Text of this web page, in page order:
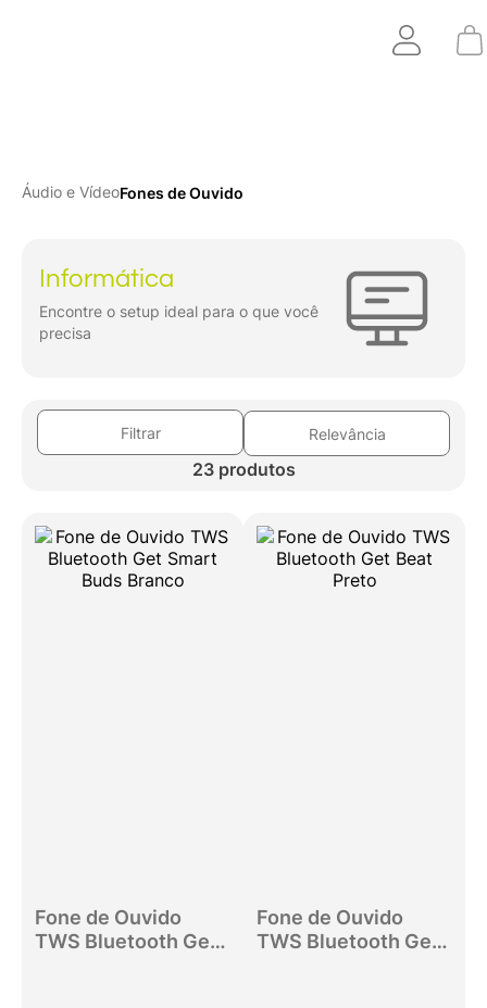
Áudio e VídeoFones de Ouvido
Informática
Encontre o setup ideal para o que você
precisa
Filtrar Relevância
23 produtos
Fone de Ouvido
TWS Bluetooth Get
Fone de Ouvido
TWS Bluetooth Get